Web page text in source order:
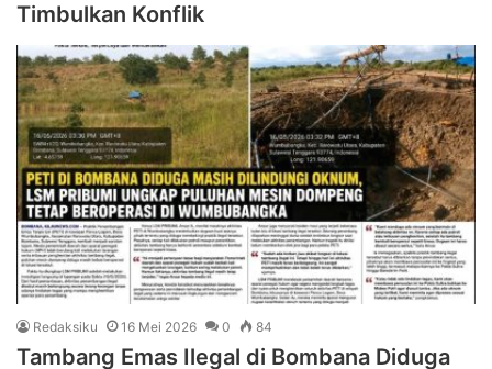
Timbulkan Konflik
Redaksiku 16 Mei 2026 0 84
Tambang Emas Ilegal di Bombana Diduga